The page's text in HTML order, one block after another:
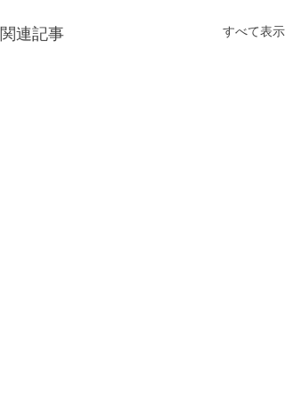
関連記事 すべて表示